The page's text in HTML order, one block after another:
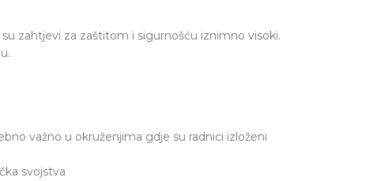
zahtjevi za zaštitom i sigurnošću iznimno visoki.
važno u okruženjima gdje su radnici izloženi
svojstva